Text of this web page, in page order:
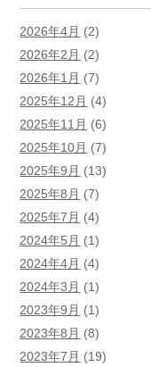
2026年4月 (2)
2026年2月 (2)
2026年1月 (7)
2025年12月 (4)
2025年11月 (6)
2025年10月 (7)
2025年9月 (13)
2025年8月 (7)
2025年7月 (4)
2024年5月 (1)
2024年4月 (4)
2024年3月 (1)
2023年9月 (1)
2023年8月 (8)
2023年7月 (19)